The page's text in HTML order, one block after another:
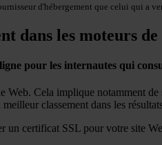
d'hébergement que celui qui a
dans les moteurs
pour les internautes qui
Web. Cela implique notamment
classement dans les
un certificat SSL pour votre site